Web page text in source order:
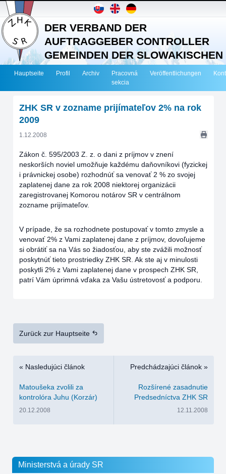
DER VERBAND DER
AUFTRAGGEBER CONTROLLER
GEMEINDEN DER SLOWAKISCHEN
REPUBLIK
Hauptseite Profil Archiv
Pracovná
sekcia
Veröffentlichungen
Ministerstvá a úrady SR
ZHK SR v zozname prijímateľov 2% na rok
2009
1.12.2008
Zákon č. 595/2003 Z. z. o dani z príjmov v znení
neskorších noviel umožňuje každému daňovníkovi (fyzickej
i právnickej osobe) rozhodnúť sa venovať 2 % zo svojej
zaplatenej dane za rok 2008 niektorej organizácii
zaregistrovanej Komorou notárov SR v centrálnom
zozname prijímateľov.
V prípade, že sa rozhodnete postupovať v tomto zmysle a
venovať 2% z Vami zaplatenej dane z príjmov, dovoľujeme
si obrátiť sa na Vás so žiadosťou, aby ste zvážili možnosť
poskytnúť tieto prostriedky ZHK SR. Ak ste aj v minulosti
poskytli 2% z Vami zaplatenej dane v prospech ZHK SR,
patrí Vám úprimná vďaka za Vašu ústretovosť a podporu.
Zurück zur Hauptseite
« Nasledujúci článok
Matoušeka zvolili za
kontrolóra Juhu (Korzár)
20.12.2008
Predchádzajúci článok »
Rozšírené zasadnutie
Predsedníctva ZHK SR
12.11.2008